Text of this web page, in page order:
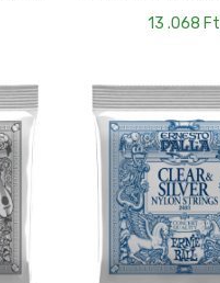
13 .068 Ft